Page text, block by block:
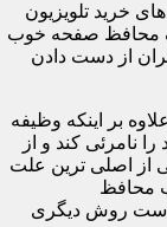
خرید تلویزیون
یک محافظ صفحه خوب
از دست دادن
بر اینکه وظیفه
نامرئی کند و از
از اصلی ترین علت
محافظ
است روش دیگری